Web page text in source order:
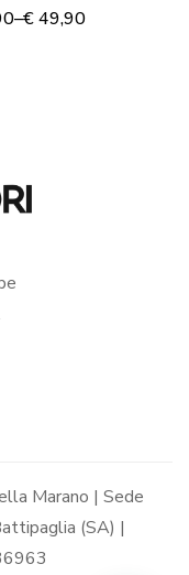
–€49,90
Marano | Sede
(SA) |